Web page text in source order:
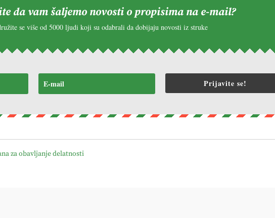
da vam šaljemo novosti o propisima na e-mail?
se više od 5000 ljudi koji su odabrali da dobijaju novosti iz struke
Prijavite se!
za obavljanje delatnosti